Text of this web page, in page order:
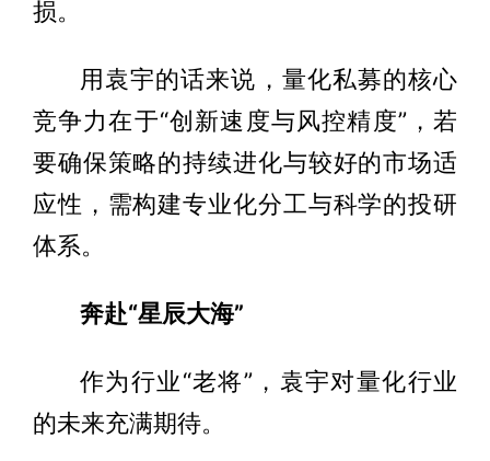
损。
用袁宇的话来说，量化私募的核心
竞争力在于“创新速度与风控精度”，若
要确保策略的持续进化与较好的市场适
应性，需构建专业化分工与科学的投研
体系。
奔赴“星辰大海”
作为行业“老将”，袁宇对量化行业
的未来充满期待。